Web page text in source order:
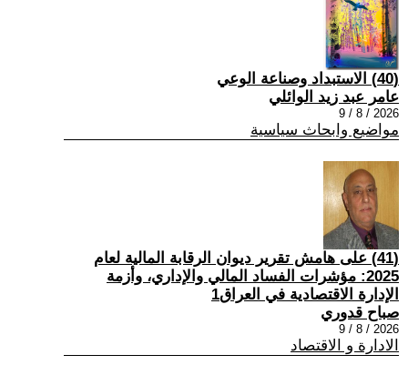
(40) الاستبداد وصناعة الوعي
عامر عبد زيد الوائلي
2026 / 8 / 9
مواضيع وابحاث سياسية
(41) على هامش تقرير ديوان الرقابة المالية لعام
2025: مؤشرات الفساد المالي والإداري، وأزمة
الإدارة الاقتصادية في العراق1
صباح قدوري
2026 / 8 / 9
الادارة و الاقتصاد